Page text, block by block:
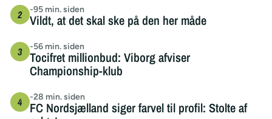
-95 min. siden
Vildt, at det skal ske på den her måde
-56 min. siden
Tocifret millionbud: Viborg afviser
Championship-klub
-28 min. siden
FC Nordsjælland siger farvel til profil: Stolte af